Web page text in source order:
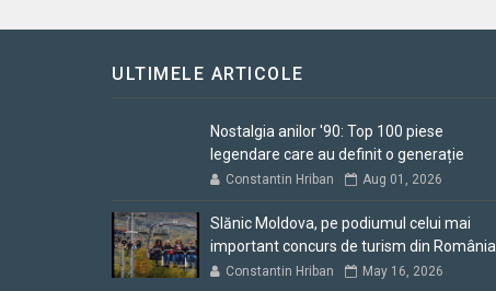
ULTIMELE ARTICOLE
Nostalgia anilor '90: Top 100 piese
legendare care au definit o generație
Constantin Hriban Aug 01, 2026
Slănic Moldova, pe podiumul celui mai
important concurs de turism din România
Constantin Hriban May 16, 2026